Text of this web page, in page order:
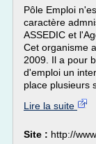
Pôle Emploi
caractère
ASSEDIC et
Cet organisme
2009. Il a pour
d'emploi un
place plusieurs
Lire la suite
Site : http://